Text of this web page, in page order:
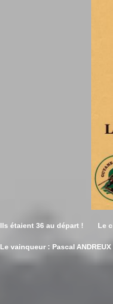
Ils étaient 36 au départ ! Le
Le vainqueur : Pascal ANDREUX